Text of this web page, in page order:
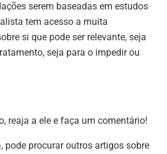
serem baseadas em estudos
tem acesso a muita
si que pode ser relevante, seja
seja para o impedir ou
reaja a ele e faça um comentário!
pode procurar outros artigos sobre